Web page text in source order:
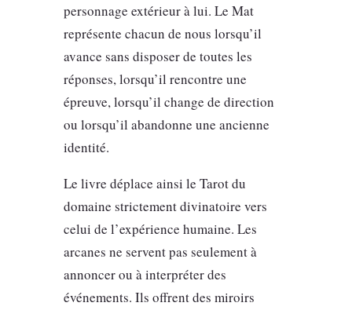
personnage extérieur à lui. Le Mat
représente chacun de nous lorsqu’il
avance sans disposer de toutes les
réponses, lorsqu’il rencontre une
épreuve, lorsqu’il change de direction
ou lorsqu’il abandonne une ancienne
identité.
Le livre déplace ainsi le Tarot du
domaine strictement divinatoire vers
celui de l’expérience humaine. Les
arcanes ne servent pas seulement à
annoncer ou à interpréter des
événements. Ils offrent des miroirs